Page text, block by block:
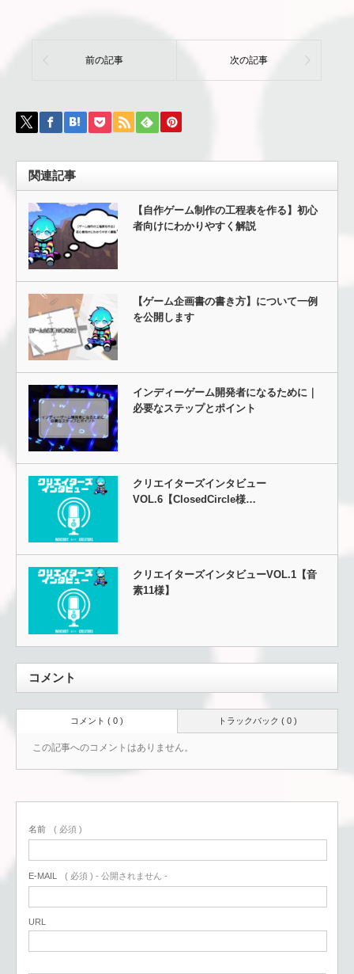
前の記事 次の記事
関連記事
【自作ゲーム制作の工程表を作る】初心
者向けにわかりやすく解説
【ゲーム企画書の書き方】について一例
を公開します
インディーゲーム開発者になるために｜
必要なステップとポイント
クリエイターズインタビュー
VOL.6【ClosedCircle様…
クリエイターズインタビューVOL.1【音
素11様】
コメント
トラックバック ( 0 )
コメント ( 0 )
この記事へのコメントはありません。
名前 ( 必須 )
E-MAIL ( 必須 ) - 公開されません -
URL